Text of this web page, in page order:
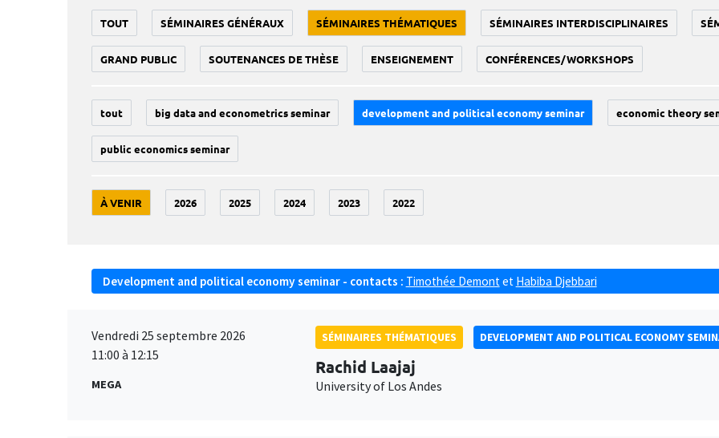
TOUT SÉMINAIRES GÉNÉRAUX SÉMINAIRES THÉMATIQUES SÉMINAIRES INTERDISCIPLINAIRES
GRAND PUBLIC SOUTENANCES DE THÈSE ENSEIGNEMENT CONFÉRENCES/WORKSHOPS
tout big data and econometrics seminar development and political economy seminar economic theory
public economics seminar
À VENIR 2026 2025 2024 2023 2022
Development and political economy seminar - contacts : Timothée Demont et Habiba Djebbari
Vendredi 25 septembre 2026
11:00 à 12:15
MEGA
SÉMINAIRES THÉMATIQUES DEVELOPMENT AND POLITICAL ECONOMY
Rachid Laajaj
University of Los Andes